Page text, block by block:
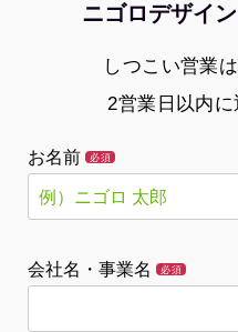
ニゴロデザイ
しつこい営業
2営業日以内に
お名前 必須
会社名・事業名 必須